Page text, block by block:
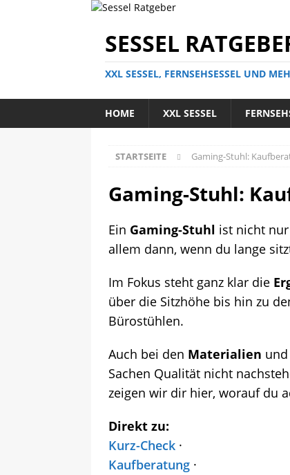
SESSEL
XXL SESSEL, FERNSEHSESSEL UND
HOME XXL SESSEL
STARTSEITE Gaming-Stuhl:
Gaming-Stuhl:
Ein Gaming-Stuhl ist nicht
allem dann, wenn du lange
Im Fokus steht ganz klar die
über die Sitzhöhe bis hin zu
Bürostühlen.
Auch bei den Materialien
Sachen Qualität nicht
zeigen wir dir hier, worauf du
Direkt zu:
Kurz-Check ·
Kaufberatung ·